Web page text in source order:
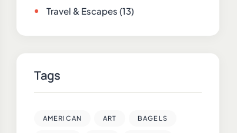
Travel & Escapes (13)
Tags
AMERICAN ART BAGELS